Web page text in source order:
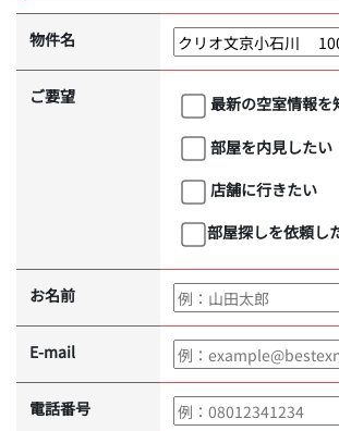
物件名
ご要望
最新の空室情報を
部屋を内見したい
店舗に行きたい
部屋探しを依頼し
お名前
E-mail
電話番号